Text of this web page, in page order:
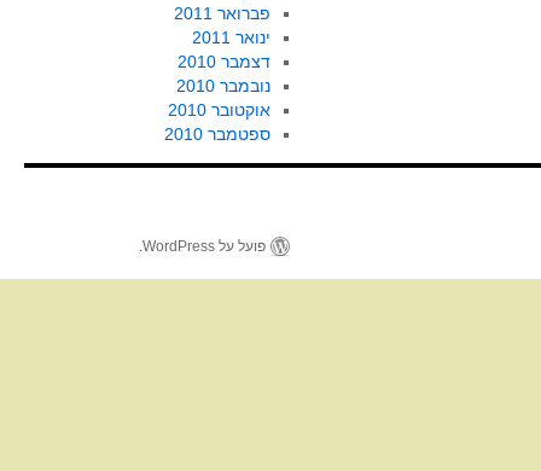
פברואר 2011
ינואר 2011
דצמבר 2010
נובמבר 2010
אוקטובר 2010
ספטמבר 2010
פועל על WordPress.